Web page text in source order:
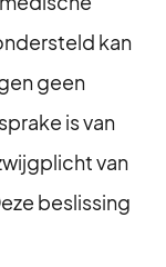
kan
geen
is van
van
beslissing